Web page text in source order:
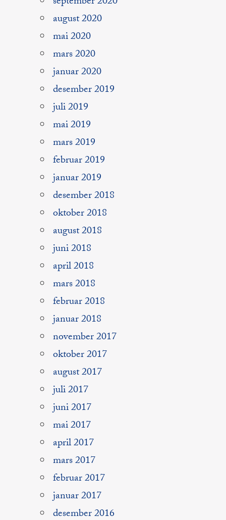
august 2020
mai 2020
mars 2020
januar 2020
desember 2019
juli 2019
mai 2019
mars 2019
februar 2019
januar 2019
desember 2018
oktober 2018
august 2018
juni 2018
april 2018
mars 2018
februar 2018
januar 2018
november 2017
oktober 2017
august 2017
juli 2017
juni 2017
mai 2017
april 2017
mars 2017
februar 2017
januar 2017
desember 2016